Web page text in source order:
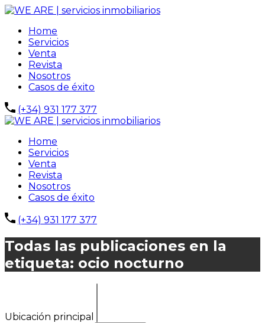
Home
Servicios
Venta
Revista
Nosotros
Casos de éxito
(+34) 931 177 377
Home
Servicios
Venta
Revista
Nosotros
Casos de éxito
(+34) 931 177 377
Todas las publicaciones en la
etiqueta: ocio nocturno
Ubicación principal